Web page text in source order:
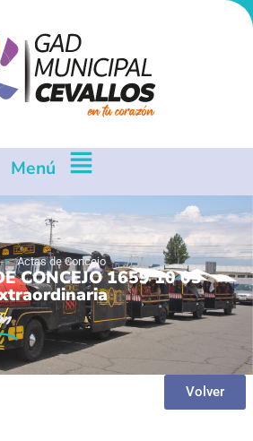
Menú
Actas de Concejo
CONCEJO 1659 10 03
Volver